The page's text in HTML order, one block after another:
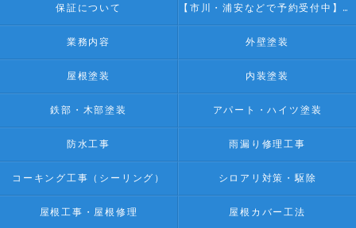
保証について 【市川・浦安などで予約受付中】無料子ども塗装体験
業務内容 外壁塗装
屋根塗装 内装塗装
鉄部・木部塗装 アパート・ハイツ塗装
防水工事 雨漏り修理工事
コーキング工事（シーリング） シロアリ対策・駆除
屋根工事・屋根修理 屋根カバー工法